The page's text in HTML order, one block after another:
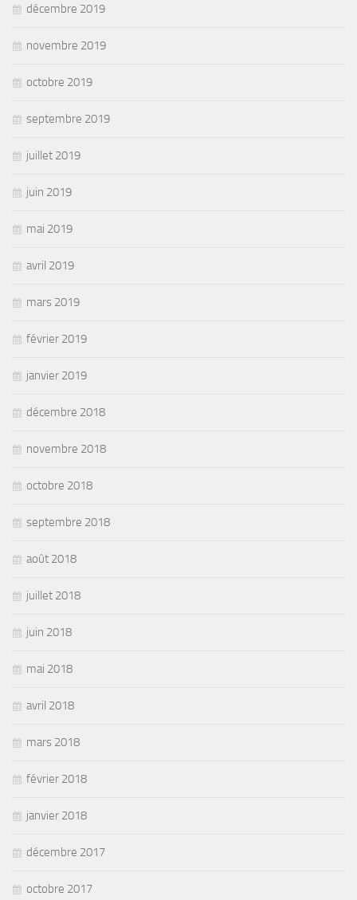
décembre 2019
novembre 2019
octobre 2019
septembre 2019
juillet 2019
juin 2019
mai 2019
avril 2019
mars 2019
février 2019
janvier 2019
décembre 2018
novembre 2018
octobre 2018
septembre 2018
août 2018
juillet 2018
juin 2018
mai 2018
avril 2018
mars 2018
février 2018
janvier 2018
décembre 2017
octobre 2017